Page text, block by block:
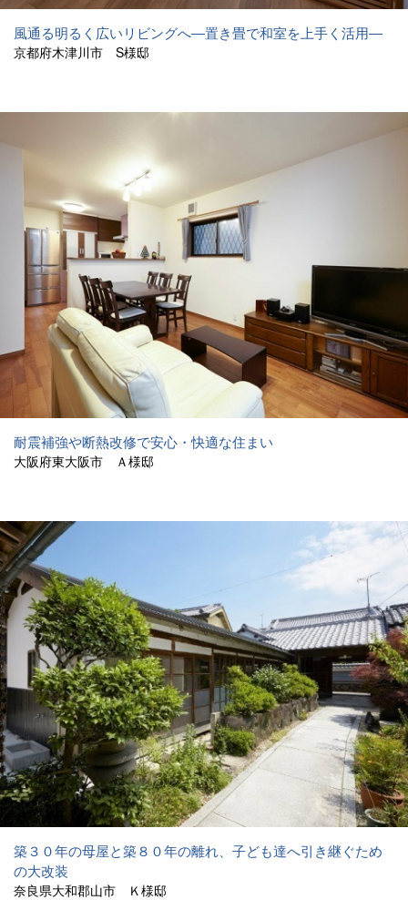
風通る明るく広いリビングへ―置き畳で和室を上手く活用―
京都府木津川市 S様邸
耐震補強や断熱改修で安心・快適な住まい
大阪府東大阪市 Ａ様邸
築３０年の母屋と築８０年の離れ、子ども達へ引き継ぐため
の大改装
奈良県大和郡山市 Ｋ様邸